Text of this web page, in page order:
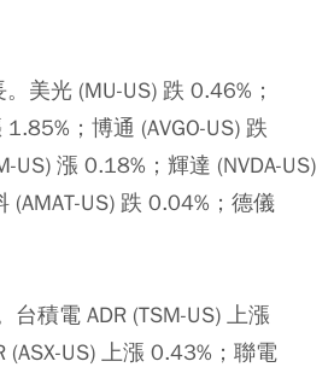
美光 (MU-US) 跌 0.46%；
；博通 (AVGO-US) 跌
US) 漲 0.18%；輝達 (NVDA-US)
(AMAT-US) 跌 0.04%；德儀
台積電 ADR (TSM-US) 上漲
(ASX-US) 上漲 0.43%；聯電